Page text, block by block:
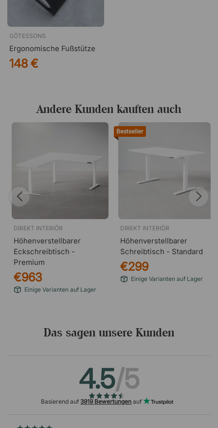
GÖTESSONS
Ergonomische Fußstütze
148 €
Andere Kunden kauften auch
DIREKT INTERIÖR
Höhenverstellbarer
Eckschreibtisch -
Premium
€963
Einige Varianten auf Lager
Bestseller
DIREKT INTERIÖR
Höhenverstellbarer
Schreibtisch - Standard
€299
Einige Varianten auf Lager
Das sagen unsere Kunden
4.5/5
Basierend auf 3919 Bewertungen auf